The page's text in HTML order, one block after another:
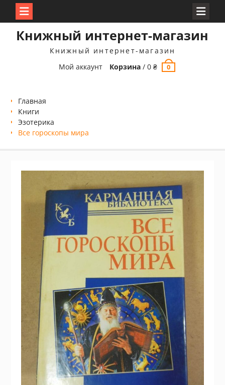
Книжный интернет-магазин
Книжный интернет-магазин
Мой аккаунт
Корзина /0₴ 0
Главная
Книги
Эзотерика
Все гороскопы мира